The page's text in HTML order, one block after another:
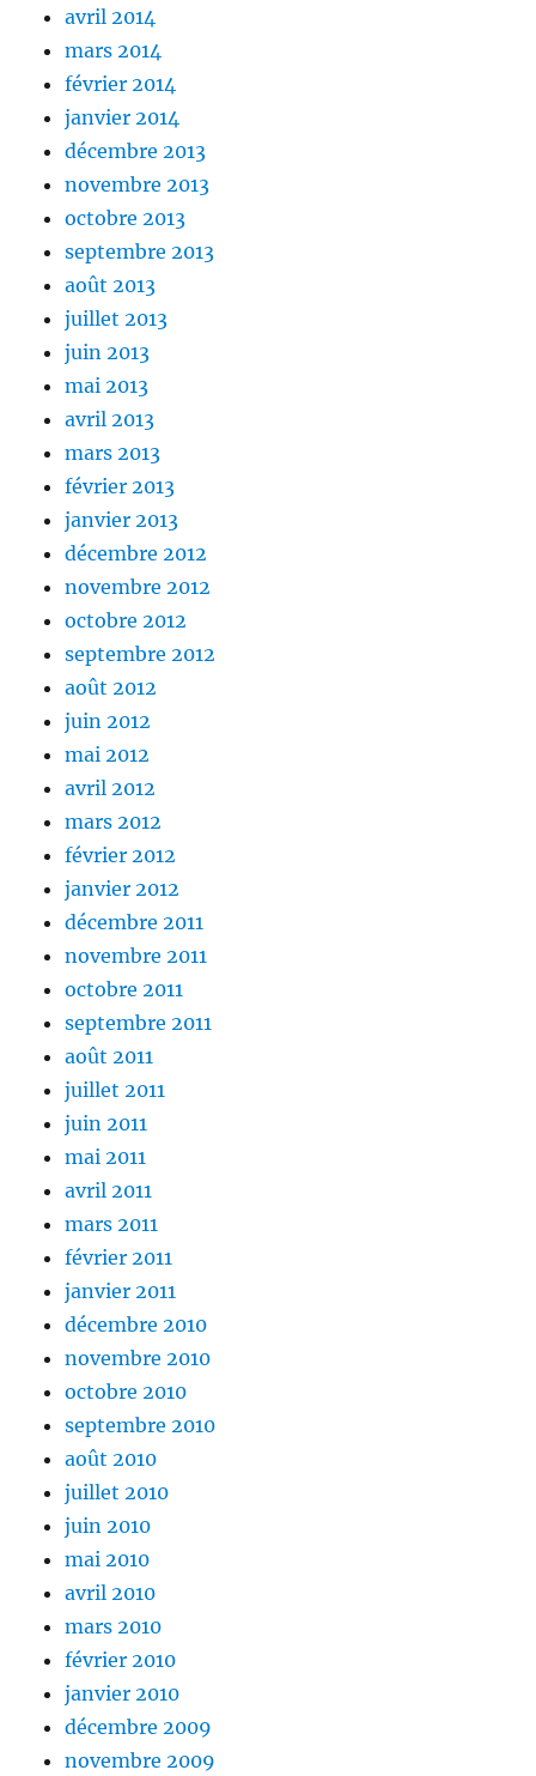
avril 2014
mars 2014
février 2014
janvier 2014
décembre 2013
novembre 2013
octobre 2013
septembre 2013
août 2013
juillet 2013
juin 2013
mai 2013
avril 2013
mars 2013
février 2013
janvier 2013
décembre 2012
novembre 2012
octobre 2012
septembre 2012
août 2012
juin 2012
mai 2012
avril 2012
mars 2012
février 2012
janvier 2012
décembre 2011
novembre 2011
octobre 2011
septembre 2011
août 2011
juillet 2011
juin 2011
mai 2011
avril 2011
mars 2011
février 2011
janvier 2011
décembre 2010
novembre 2010
octobre 2010
septembre 2010
août 2010
juillet 2010
juin 2010
mai 2010
avril 2010
mars 2010
février 2010
janvier 2010
décembre 2009
novembre 2009